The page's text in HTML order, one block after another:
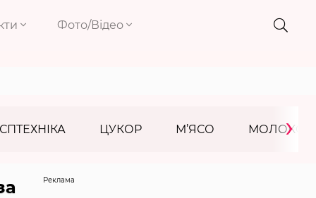
Фото/Відео
ЦУКОР М’ЯСО МОЛОКО
›
Реклама